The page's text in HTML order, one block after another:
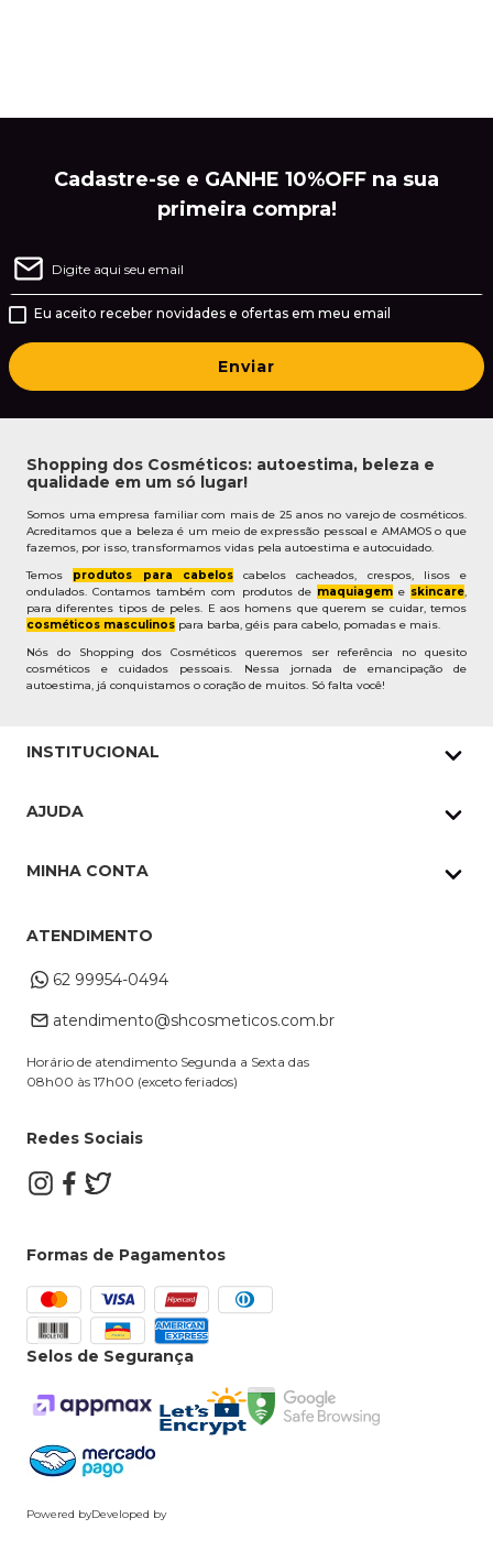
Cadastre-se e GANHE 10%OFF na sua
primeira compra!
Eu aceito receber novidades e ofertas em meu email
Enviar
Shopping dos Cosméticos: autoestima, beleza e
qualidade em um só lugar!
Somos uma empresa familiar com mais de 25 anos no varejo de cosméticos.
Acreditamos que a beleza é um meio de expressão pessoal e AMAMOS o que
fazemos, por isso, transformamos vidas pela autoestima e autocuidado.
Temos produtos para cabeloscabelos cacheados, crespos, lisos e
ondulados. Contamos também com produtos de maquiageme skincare,
para diferentes tipos de peles. E aos homens que querem se cuidar, temos
cosméticos masculinos para barba, géis para cabelo, pomadas e mais.
Nós do Shopping dos Cosméticos queremos ser referência no quesito
cosméticos e cuidados pessoais. Nessa jornada de emancipação de
autoestima, já conquistamos o coração de muitos. Só falta você!
INSTITUCIONAL
Pedidos Whatsapp
Cupons
AJUDA
Troca e Devoluções
Dúvidas Frequentes
MINHA CONTA
Alterar Cadastro
ATENDIMENTO
62 99954-0494
atendimento@shcosmeticos.com.br
Horário de atendimento Segunda a Sexta das
08h00 às 17h00 (exceto feriados)
Redes Sociais
Formas de Pagamentos
Selos de Segurança
Powered byDeveloped by